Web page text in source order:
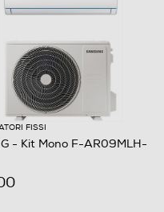
FISSI
- Kit Mono F-AR09MLH-